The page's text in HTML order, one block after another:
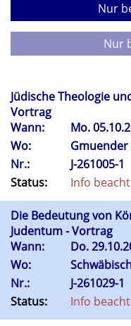
Nur
Nur
Jüdische Theologie
Vortrag
Wann:
Mo.
Wo:
Gmuender
Nr.:
J-261005-1
Status:
Info
Die Bedeutung von
Judentum - Vortrag
Wann:
Do.
Wo:
Nr.:
J-261029-1
Status:
Info